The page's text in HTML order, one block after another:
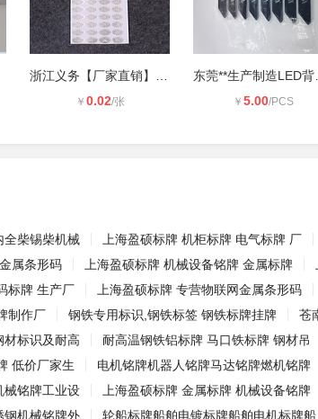
￥ 0.02/张 ￥ 5.00/PCS
全柴锡柴机械 上海盈硕标牌 机柜标牌 电气标牌 厂
属条形码
上海盈硕标牌 机械设备铭牌 金属标牌
标牌 生产厂
上海盈硕标牌 专营物联网金属条形码
制作厂
钢铁专用标识,钢铁标签 钢铁标牌挂牌
苍
材标识及耐高
耐高温钢铁铝标牌 马口铁标牌 钢材吊
低价厂家生
电机铭牌机器人铭牌马达铭牌燃机铭牌
械铭牌工业设
上海盈硕标牌 金属标牌 机械设备铭牌
钢机械铭牌外
轮船标牌船舶电镀标牌船舶电机标牌船